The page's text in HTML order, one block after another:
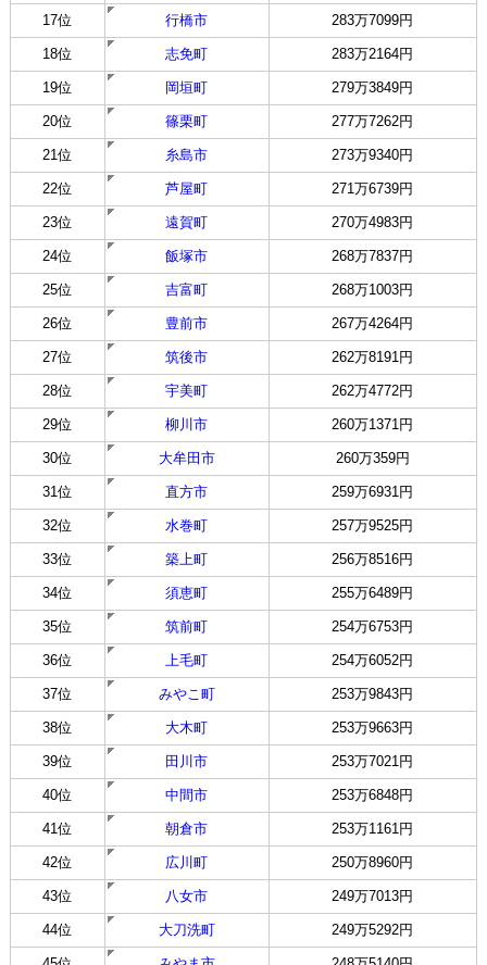
17位 行橋市 283万7099円
18位 志免町 283万2164円
19位 岡垣町 279万3849円
20位 篠栗町 277万7262円
21位 糸島市 273万9340円
22位 芦屋町 271万6739円
23位 遠賀町 270万4983円
24位 飯塚市 268万7837円
25位 吉富町 268万1003円
26位 豊前市 267万4264円
27位 筑後市 262万8191円
28位 宇美町 262万4772円
29位 柳川市 260万1371円
30位 大牟田市 260万359円
31位 直方市 259万6931円
32位 水巻町 257万9525円
33位 築上町 256万8516円
34位 須恵町 255万6489円
35位 筑前町 254万6753円
36位 上毛町 254万6052円
37位 みやこ町 253万9843円
38位 大木町 253万9663円
39位 田川市 253万7021円
40位 中間市 253万6848円
41位 朝倉市 253万1161円
42位 広川町 250万8960円
43位 八女市 249万7013円
44位 大刀洗町 249万5292円